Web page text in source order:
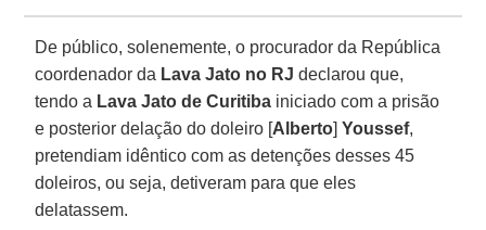
De público, solenemente, o procurador da República
coordenador da Lava Jato no RJ declarou que,
tendo a Lava Jato de Curitiba iniciado com a prisão
e posterior delação do doleiro [Alberto]Youssef,
pretendiam idêntico com as detenções desses 45
doleiros, ou seja, detiveram para que eles
delatassem.